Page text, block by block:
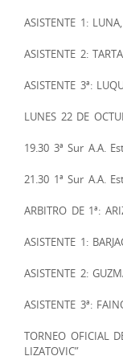
ASISTENTE 1:
ASISTENTE 2:
ASISTENTE 3ª:
LUNES 22 DE
19.30 3ª Sur A.A.
21.30 1ª Sur A.A.
ARBITRO DE 1ª:
ASISTENTE 1:
ASISTENTE 2:
ASISTENTE 3ª:
TORNEO OFICIAL
LIZATOVIC”